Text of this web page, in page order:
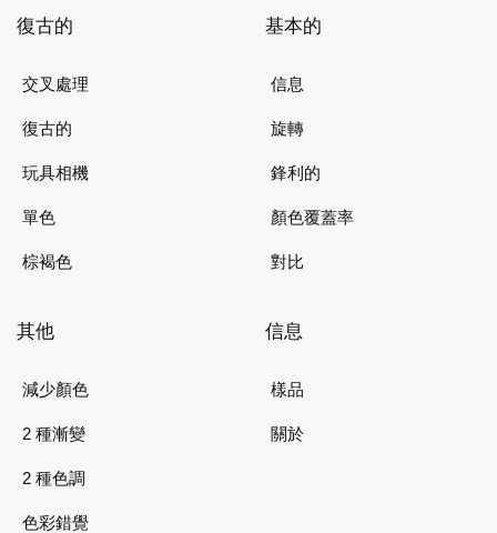
復古的
交叉處理
復古的
玩具相機
單色
棕褐色
基本的
信息
旋轉
鋒利的
顏色覆蓋率
對比
其他
減少顏色
2 種漸變
2 種色調
色彩錯覺
信息
樣品
關於